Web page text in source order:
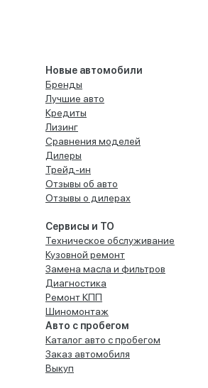
Новые автомобили
Бренды
Лучшие авто
Кредиты
Лизинг
Сравнения моделей
Дилеры
Трейд-ин
Отзывы об авто
Отзывы о дилерах
Сервисы и ТО
Техническое обслуживание
Кузовной ремонт
Замена масла и фильтров
Диагностика
Ремонт КПП
Шиномонтаж
Авто с пробегом
Каталог авто с пробегом
Заказ автомобиля
Выкуп